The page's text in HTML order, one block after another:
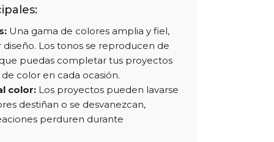
Una gama de colores amplia y fiel,
Los tonos se reproducen de
puedas completar tus proyectos
color en cada ocasión.
color: Los proyectos pueden lavarse
destiñan o se desvanezcan,
perduren durante